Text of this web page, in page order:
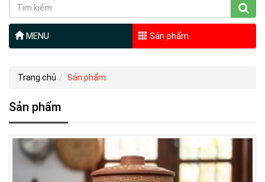
MENU Sản phẩm
Trang chủ Sản phẩm
Sản phẩm